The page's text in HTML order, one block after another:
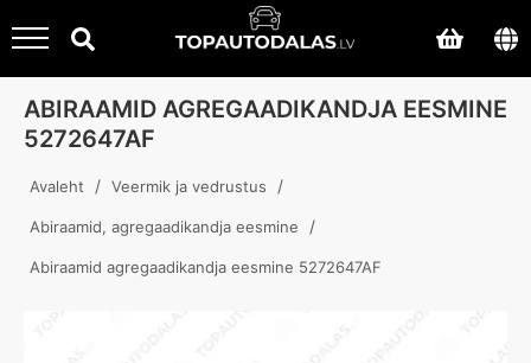
ABIRAAMID AGREGAADIKANDJA EESMINE
5272647AF
Avaleht / Veermik ja vedrustus /
Abiraamid, agregaadikandja eesmine /
Abiraamid agregaadikandja eesmine 5272647AF